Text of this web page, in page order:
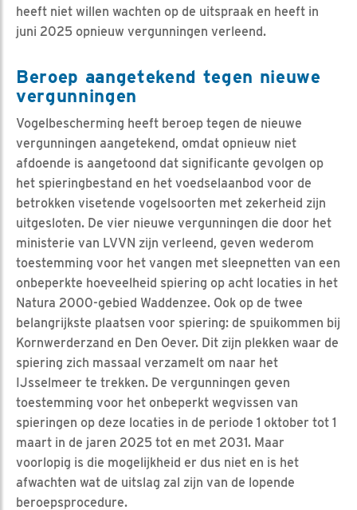
heeft niet willen wachten op de uitspraak en heeft in
juni 2025 opnieuw vergunningen verleend.
Beroep aangetekend tegen nieuwe
vergunningen
Vogelbescherming heeft beroep tegen de nieuwe
vergunningen aangetekend, omdat opnieuw niet
afdoende is aangetoond dat significante gevolgen op
het spieringbestand en het voedselaanbod voor de
betrokken visetende vogelsoorten met zekerheid zijn
uitgesloten. De vier nieuwe vergunningen die door het
ministerie van LVVN zijn verleend, geven wederom
toestemming voor het vangen met sleepnetten van een
onbeperkte hoeveelheid spiering op acht locaties in het
Natura 2000-gebied Waddenzee. Ook op de twee
belangrijkste plaatsen voor spiering: de spuikommen bij
Kornwerderzand en Den Oever. Dit zijn plekken waar de
spiering zich massaal verzamelt om naar het
IJsselmeer te trekken. De vergunningen geven
toestemming voor het onbeperkt wegvissen van
spieringen op deze locaties in de periode 1 oktober tot 1
maart in de jaren 2025 tot en met 2031. Maar
voorlopig is die mogelijkheid er dus niet en is het
afwachten wat de uitslag zal zijn van de lopende
beroepsprocedure.